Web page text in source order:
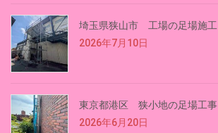
埼玉県狭山市 工場の足場施工
2026年7月10日
東京都港区 狭小地の足場工事
2026年6月20日